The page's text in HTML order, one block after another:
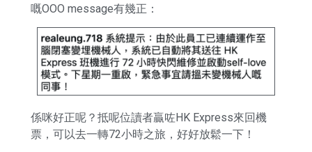
嘅OOO message有幾正：
係咪好正呢？抵呢位讀者贏咗HK Express來回機
票，可以去一轉72小時之旅，好好放鬆一下！